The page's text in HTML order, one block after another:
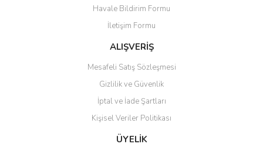
Havale Bildirim Formu
İletişim Formu
ALIŞVERİŞ
Mesafeli Satış Sözleşmesi
Gizlilik ve Güvenlik
İptal ve İade Şartları
Kişisel Veriler Politikası
ÜYELİK